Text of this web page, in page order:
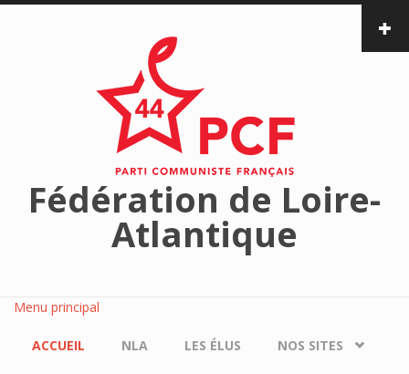
Aller au contenu principal
Fédération de Loire-
Atlantique
Menu principal
ACCUEIL NLA LES ÉLUS NOS SITES